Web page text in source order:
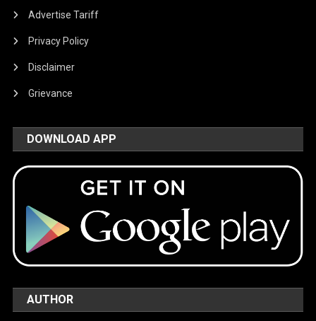
Advertise Tariff
Privacy Policy
Disclaimer
Grievance
DOWNLOAD APP
AUTHOR